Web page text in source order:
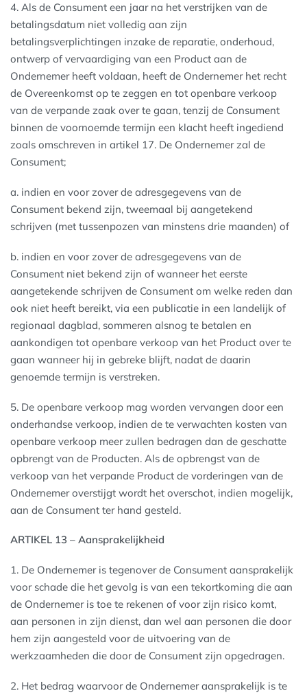
4. Als de Consument een jaar na het verstrijken van de
betalingsdatum niet volledig aan zijn
betalingsverplichtingen inzake de reparatie, onderhoud,
ontwerp of vervaardiging van een Product aan de
Ondernemer heeft voldaan, heeft de Ondernemer het recht
de Overeenkomst op te zeggen en tot openbare verkoop
van de verpande zaak over te gaan, tenzij de Consument
binnen de voornoemde termijn een klacht heeft ingediend
zoals omschreven in artikel 17. De Ondernemer zal de
Consument;
a. indien en voor zover de adresgegevens van de
Consument bekend zijn, tweemaal bij aangetekend
schrijven (met tussenpozen van minstens drie maanden) of
b. indien en voor zover de adresgegevens van de
Consument niet bekend zijn of wanneer het eerste
aangetekende schrijven de Consument om welke reden dan
ook niet heeft bereikt, via een publicatie in een landelijk of
regionaal dagblad, sommeren alsnog te betalen en
aankondigen tot openbare verkoop van het Product over te
gaan wanneer hij in gebreke blijft, nadat de daarin
genoemde termijn is verstreken.
5. De openbare verkoop mag worden vervangen door een
onderhandse verkoop, indien de te verwachten kosten van
openbare verkoop meer zullen bedragen dan de geschatte
opbrengt van de Producten. Als de opbrengst van de
verkoop van het verpande Product de vorderingen van de
Ondernemer overstijgt wordt het overschot, indien mogelijk,
aan de Consument ter hand gesteld.
ARTIKEL 13 – Aansprakelijkheid
1. De Ondernemer is tegenover de Consument aansprakelijk
voor schade die het gevolg is van een tekortkoming die aan
de Ondernemer is toe te rekenen of voor zijn risico komt,
aan personen in zijn dienst, dan wel aan personen die door
hem zijn aangesteld voor de uitvoering van de
werkzaamheden die door de Consument zijn opgedragen.
2. Het bedrag waarvoor de Ondernemer aansprakelijk is te